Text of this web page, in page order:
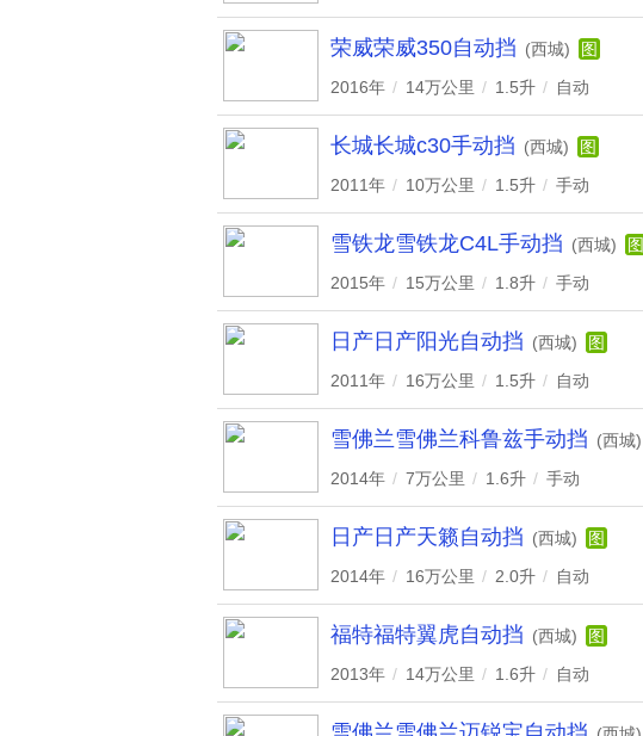
荣威荣威350自动挡 (西城)
图
2016年 / 14万公里 / 1.5升 / 自动
长城长城c30手动挡 (西城)
图
2011年 / 10万公里 / 1.5升 / 手动
雪铁龙雪铁龙C4L手动挡 (西城)
图
2015年 / 15万公里 / 1.8升 / 手动
日产日产阳光自动挡 (西城)
图
2011年 / 16万公里 / 1.5升 / 自动
雪佛兰雪佛兰科鲁兹手动挡 (西城)
2014年 / 7万公里 / 1.6升 / 手动
日产日产天籁自动挡 (西城)
图
2014年 / 16万公里 / 2.0升 / 自动
福特福特翼虎自动挡 (西城)
图
2013年 / 14万公里 / 1.6升 / 自动